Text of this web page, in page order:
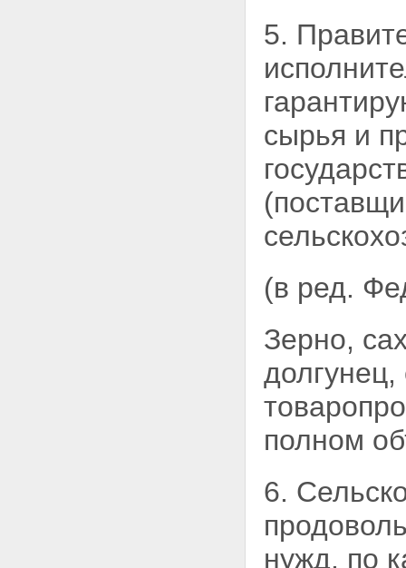
5.
сырья и
(в ред.
Зерно,
полном
6.
нужд, по